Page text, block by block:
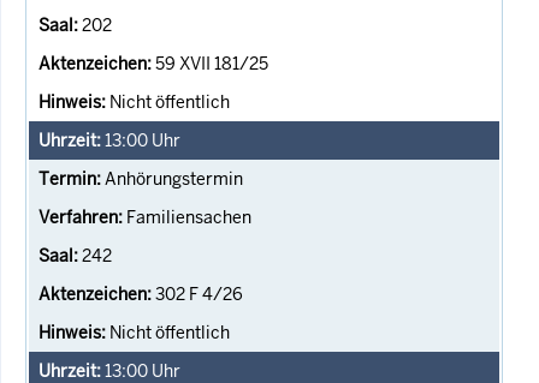
202
59 XVII 181/25
Nicht öffentlich
13:00 Uhr
Anhörungstermin
Familiensachen
242
302 F 4/26
Nicht öffentlich
13:00 Uhr